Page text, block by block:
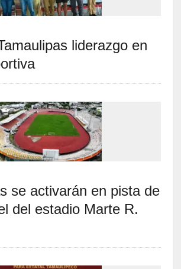
liderazgo en
se activarán en pista de
del estadio Marte R.